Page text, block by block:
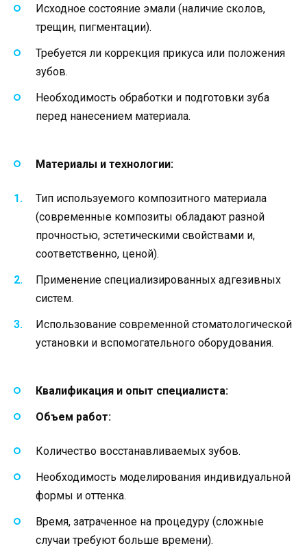
Исходное состояние эмали (наличие сколов,
трещин, пигментации).
Требуется ли коррекция прикуса или положения
зубов.
Необходимость обработки и подготовки зуба
перед нанесением материала.
Материалы и технологии:
Тип используемого композитного материала
(современные композиты обладают разной
прочностью, эстетическими свойствами и,
соответственно, ценой).
Применение специализированных адгезивных
систем.
Использование современной стоматологической
установки и вспомогательного оборудования.
Квалификация и опыт специалиста:
Объем работ:
Количество восстанавливаемых зубов.
Необходимость моделирования индивидуальной
формы и оттенка.
Время, затраченное на процедуру (сложные
случаи требуют больше времени).